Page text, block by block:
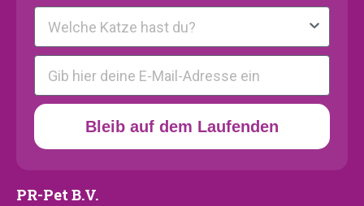
Kattenras
E-mail
Bleib auf dem Laufenden
PR-Pet B.V.